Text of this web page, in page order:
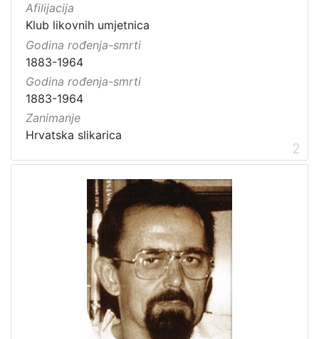
Afilijacija
Klub likovnih umjetnica
Godina rođenja-smrti
1883-1964
Godina rođenja-smrti
1883-1964
Zanimanje
Hrvatska slikarica
2